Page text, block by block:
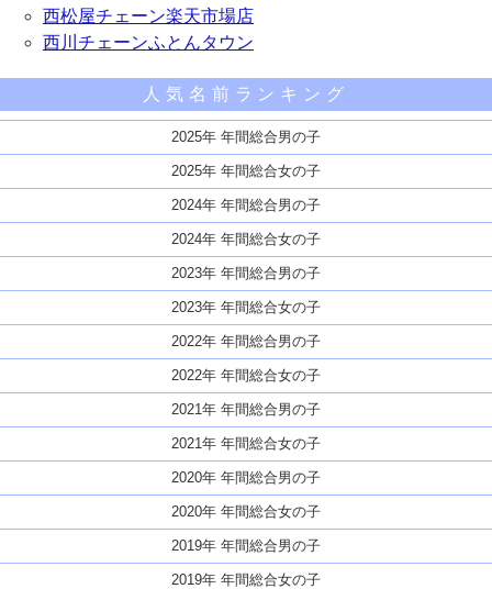
西松屋チェーン楽天市場店
西川チェーンふとんタウン
人気名前ランキング
2025年 年間総合男の子
2025年 年間総合女の子
2024年 年間総合男の子
2024年 年間総合女の子
2023年 年間総合男の子
2023年 年間総合女の子
2022年 年間総合男の子
2022年 年間総合女の子
2021年 年間総合男の子
2021年 年間総合女の子
2020年 年間総合男の子
2020年 年間総合女の子
2019年 年間総合男の子
2019年 年間総合女の子